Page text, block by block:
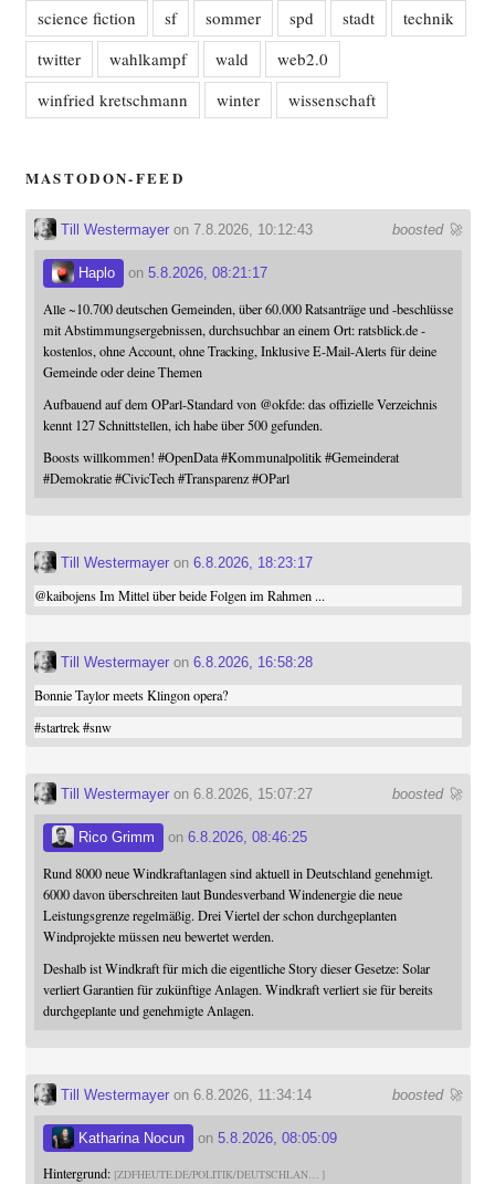
science fiction sf sommer spd stadt
technik
twitter
wahlkampf wald
web2.0
winfried kretschmann
winter wissenschaft
MASTODON-FEED
boosted 🚀
Till Westermayeron 7.8.2026, 10:12:43
Haplo on 5.8.2026, 08:21:17
Alle ~10.700 deutschen Gemeinden, über 60.000 Ratsanträge und -beschlüsse
mit Abstimmungsergebnissen, durchsuchbar an einem Ort: ratsblick.de -
kostenlos, ohne Account, ohne Tracking, Inklusive E-Mail-Alerts für deine
Gemeinde oder deine Themen
Aufbauend auf dem OParl-Standard von @okfde: das offizielle Verzeichnis
kennt 127 Schnittstellen, ich habe über 500 gefunden.
Boosts willkommen! #OpenData #Kommunalpolitik #Gemeinderat
#Demokratie #CivicTech #Transparenz #OParl
Till Westermayeron 6.8.2026, 18:23:17
@kaibojensIm Mittel über beide Folgen im Rahmen ...
Till Westermayeron 6.8.2026, 16:58:28
Bonnie Taylor meets Klingon opera?
#startrek #snw
boosted 🚀
Till Westermayeron 6.8.2026, 15:07:27
Rico Grimm on 6.8.2026, 08:46:25
Rund 8000 neue Windkraftanlagen sind aktuell in Deutschland genehmigt.
6000 davon überschreiten laut Bundesverband Windenergie die neue
Leistungsgrenze regelmäßig. Drei Viertel der schon durchgeplanten
Windprojekte müssen neu bewertet werden.
Deshalb ist Windkraft für mich die eigentliche Story dieser Gesetze: Solar
verliert Garantien für zukünftige Anlagen. Windkraft verliert sie für bereits
durchgeplante und genehmigte Anlagen.
boosted 🚀
Till Westermayeron 6.8.2026, 11:34:14
Katharina Nocun on 5.8.2026, 08:05:09
Hintergrund: ZDFHEUTE.DE/POLITIK/DEUTSCHLAN